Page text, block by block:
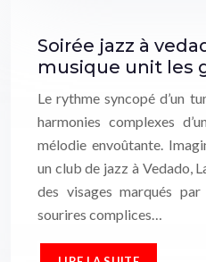
Soirée jazz à
musique unit les
Le rythme syncopé d’un
harmonies complexes
mélodie envoûtante.
un club de jazz à Vedado,
des visages marqués
sourires complices…